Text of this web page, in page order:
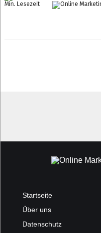
Min. Lesezeit
Startseite
Über uns
Datenschutz